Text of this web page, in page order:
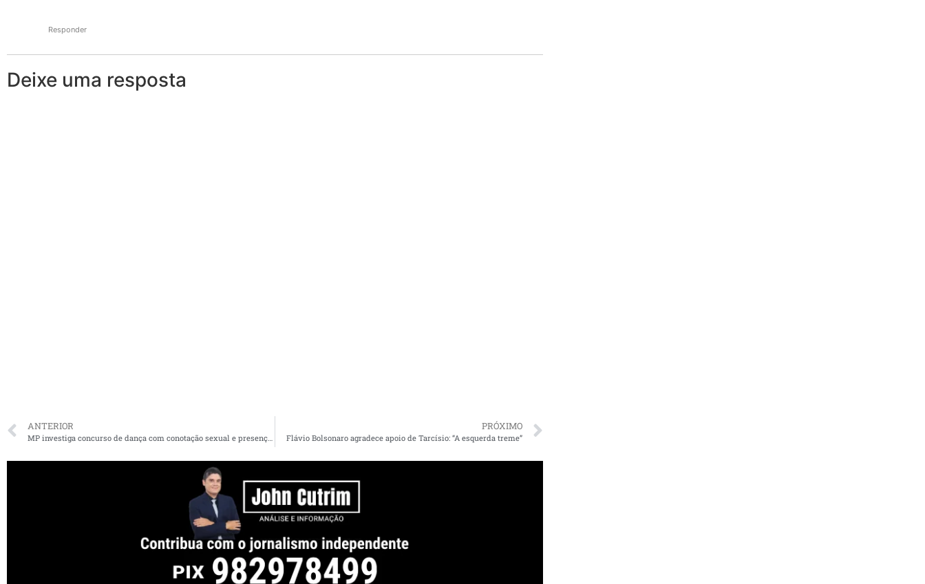
Responder
Deixe uma resposta
ANTERIOR PRÓXIMO
Flávio Bolsonaro agradece apoio de Tarcísio: “A esquerda treme”